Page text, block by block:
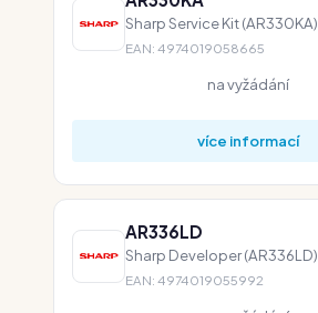
Sharp Service Kit (AR330KA)
EAN: 4974019058665
na vyžádání
více informací
AR336LD
Sharp Developer (AR336LD)
EAN: 4974019055992